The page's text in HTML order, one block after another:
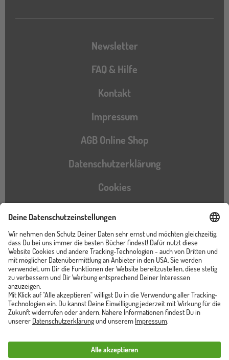
Newsletter
FAQ & Hilfe
Kontakt
Impressum
AGB Online Shop
Datenschutzerklärung
Cookies
Barrierefreiheitserklärung
Instagram
TikTokPinterestYouTubeFacebook
Unser Shop ist von
Trusted Shops zertifiziert